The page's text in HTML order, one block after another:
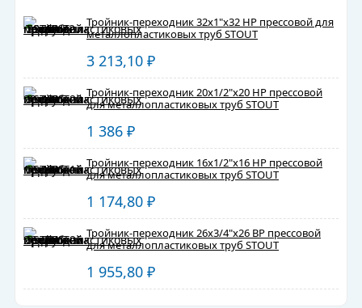
Тройник-переходник 32х1"х32 НР прессовой для
металлопластиковых труб STOUT
3 213,10 ₽
Тройник-переходник 20х1/2"х20 НР прессовой
для металлопластиковых труб STOUT
1 386 ₽
Тройник-переходник 16х1/2"х16 НР прессовой
для металлопластиковых труб STOUT
1 174,80 ₽
Тройник-переходник 26х3/4"х26 ВР прессовой
для металлопластиковых труб STOUT
1 955,80 ₽